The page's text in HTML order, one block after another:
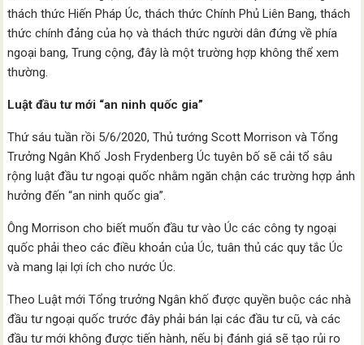
thách thức Hiến Pháp Úc, thách thức Chính Phủ Liên Bang, thách
thức chính đảng của họ và thách thức người dân đứng về phía
ngoại bang, Trung cộng, đây là một trường hợp không thể xem
thường.
Luật đầu tư mới “an ninh quốc gia”
Thứ sáu tuần rồi 5/6/2020, Thủ tướng Scott Morrison và Tổng
Trưởng Ngân Khố Josh Frydenberg Úc tuyên bố sẽ cải tổ sâu
rộng luật đầu tư ngoại quốc nhằm ngăn chận các trường hợp ảnh
hưởng đến “an ninh quốc gia”.
Ông Morrison cho biết muốn đầu tư vào Úc các công ty ngoại
quốc phải theo các điều khoản của Úc, tuân thủ các quy tắc Úc
và mang lại lợi ích cho nước Úc.
Theo Luật mới Tổng trưởng Ngân khố được quyền buộc các nhà
đầu tư ngoại quốc trước đây phải bán lại các đầu tư cũ, và các
đầu tư mới không được tiến hành, nếu bị đánh giá sẽ tạo rủi ro